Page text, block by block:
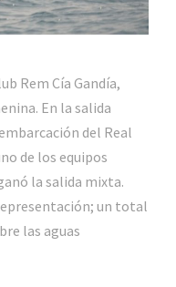
Rem Cía Gandía,
En la salida
del Real
de los equipos
la salida mixta.
un total
las aguas